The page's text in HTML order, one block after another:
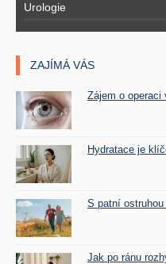
Urologie
ZAJÍMÁ VÁS
Zájem o
Hydratace je
S patní
Jak po ránu